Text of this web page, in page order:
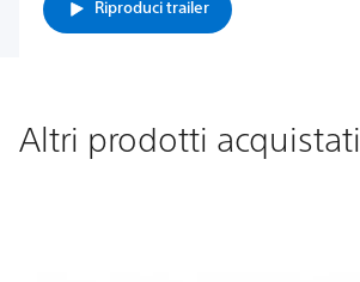
Riproduci trailer
Altri prodotti acquistati